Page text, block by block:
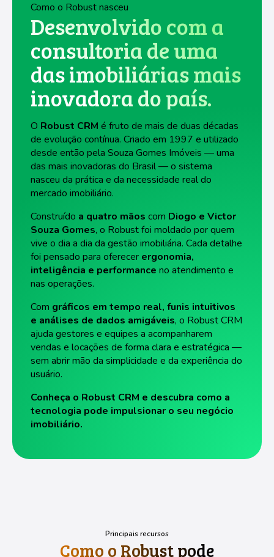
Como o Robust nasceu
Desenvolvido com a
consultoria de uma
das imobiliárias mais
inovadora do país.
O Robust CRM é fruto de mais de duas décadas
de evolução contínua. Criado em 1997 e utilizado
desde então pela Souza Gomes Imóveis — uma
das mais inovadoras do Brasil — o sistema
nasceu da prática e da necessidade real do
mercado imobiliário.
Construído a quatro mãos com Diogo e Victor
Souza Gomes, o Robust foi moldado por quem
vive o dia a dia da gestão imobiliária. Cada detalhe
foi pensado para oferecer ergonomia,
inteligência e performance no atendimento e
nas operações.
Com gráficos em tempo real, funis intuitivos
e análises de dados amigáveis, o Robust CRM
ajuda gestores e equipes a acompanharem
vendas e locações de forma clara e estratégica —
sem abrir mão da simplicidade e da experiência do
usuário.
Conheça o Robust CRM e descubra como a
tecnologia pode impulsionar o seu negócio
imobiliário.
Principais recursos
Como o Robust pode